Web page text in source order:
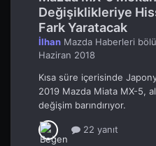
Değişiklikleriye
Fark Yaratacak
İlhan Mazda Haberleri
Haziran 2018
Kısa süre içerisinde
2019 Mazda Miata MX-5,
değişim barındırıyor.
22 yanıt